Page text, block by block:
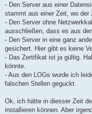
- Den Server aus einer
stammt aus einer Zeit, wo der
- Den Server ohne
ausschließen, dass es aus
- Den Server in eine ganz
gesichert. Hier gibt es keine
- Das Zertifikat ist ja gültig.
könnte.
- Aus den LOGs wurde ich
falschen Stellen geguckt.
Ok, ich hätte in diesser Zeit
installieren können. Aber